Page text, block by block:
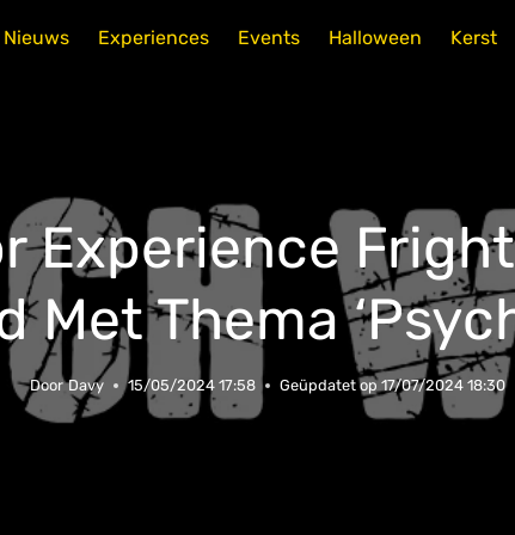
Nieuws Experiences Events Halloween Kerst
Experience
Met Thema
Door Davy 15/05/2024 17:58 Geüpdatet op 17/07/2024 18:30